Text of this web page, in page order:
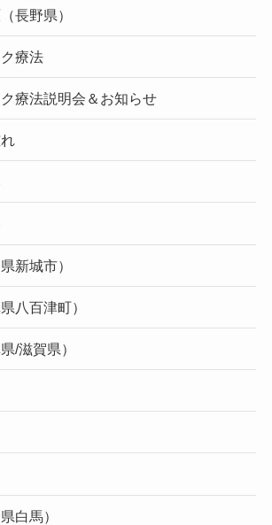
長野県）
療法
療法説明会＆お知らせ
新城市）
八百津町）
/滋賀県）
白馬）